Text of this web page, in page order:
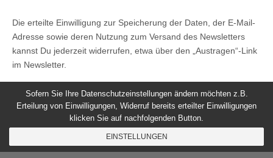
Die erteilte Einwilligung zur Speicherung der Daten, der E-Mail-
Adresse sowie deren Nutzung zum Versand des Newsletters
kannst Du jederzeit widerrufen, etwa über den „Austragen“-Link
im Newsletter.
Sofern Sie Ihre Datenschutzeinstellungen ändern möchten z.B.
Erteilung von Einwilligungen, Widerruf bereits erteilter Einwilligungen
klicken Sie auf nachfolgenden Button.
EINSTELLUNGEN